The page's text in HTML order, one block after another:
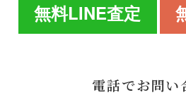
無料LINE査定
電話でお問い